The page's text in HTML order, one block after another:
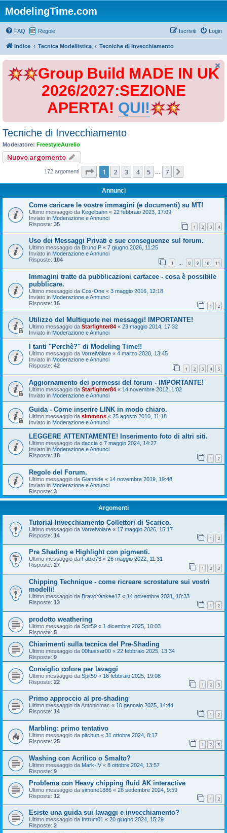
ModelingTime.com
FAQ Regole Login
Iscriviti
Indice Tecnica Modellistica Tecniche di Invecchiamento
Group Build MADE IN UK
2026/2027:SEZIONE
APERTA! QUI!
Tecniche di Invecchiamento
Moderatore: FreestyleAurelio
Nuovo argomento
172 argomenti Pagina di
1 2 3 4 5 7
Annunci
Come caricare le vostre immagini (e documenti) su MT!
Ultimo messaggio da Kegelbahn « 22 febbraio 2023, 17:09
Inviato in Moderazione e Annunci
Risposte: 35 1 2 3 4
Uso dei Messaggi Privati e sue conseguenze sul forum.
Ultimo messaggio da Bruno P « 7 giugno 2026, 11:25
Inviato in Moderazione e Annunci
Risposte: 104 1 … 8 9 10 11
Immagini tratte da pubblicazioni cartacee - cosa è possibile
pubblicare.
Ultimo messaggio da Cox-One « 3 maggio 2016, 12:18
Inviato in Moderazione e Annunci
Risposte: 16 1 2
Utilizzo del Multiquote nei messaggi! IMPORTANTE!
Ultimo messaggio da Starfighter84 « 23 maggio 2014, 17:32
Inviato in Moderazione e Annunci
I tanti "Perchè?" di Modeling Time!!
Ultimo messaggio da VorreiVolare « 4 marzo 2020, 13:45
Inviato in Moderazione e Annunci
Risposte: 42 1 2 3 4 5
Aggiornamento dei permessi del forum - IMPORTANTE!
Ultimo messaggio da Starfighter84 « 14 novembre 2012, 1:02
Inviato in Moderazione e Annunci
Guida - Come inserire LINK in modo chiaro.
Ultimo messaggio da simmons « 25 agosto 2010, 11:18
Inviato in Moderazione e Annunci
LEGGERE ATTENTAMENTE! Inserimento foto di altri siti.
Ultimo messaggio da daccia « 7 maggio 2024, 14:27
Inviato in Moderazione e Annunci
Risposte: 18 1 2
Regole del Forum.
Ultimo messaggio da Giannide « 14 novembre 2019, 19:48
Inviato in Moderazione e Annunci
Risposte: 3
Argomenti
Tutorial Invecchiamento Collettori di Scarico.
Ultimo messaggio da VorreiVolare « 17 maggio 2026, 15:17
Risposte: 14 1 2
Pre Shading e Highlight con pigmenti.
Ultimo messaggio da Fabio73 « 26 maggio 2022, 11:31
Risposte: 27 1 2 3
Chipping Technique - come ricreare scrostature sui vostri
modelli!
Ultimo messaggio da BravoYankee17 « 14 novembre 2021, 10:33
Risposte: 13 1 2
prodotto weathering
Ultimo messaggio da Spit59 « 1 dicembre 2025, 10:03
Risposte: 5
Chiarimenti sulla tecnica del Pre-Shading
Ultimo messaggio da 00hussar00 « 22 febbraio 2025, 13:34
Risposte: 9
Consiglio colore per lavaggi
Ultimo messaggio da Spit59 « 16 febbraio 2025, 19:08
Risposte: 22 1 2 3
Primo approccio al pre-shading
Ultimo messaggio daAntoniomac « 10 gennaio 2025, 14:44
Risposte: 14 1 2
Marbling: primo tentativo
Ultimo messaggio da pitchup « 31 ottobre 2024, 8:17
Risposte: 25 1 2 3
Washing con Acrilico o Smalto?
Ultimo messaggio da Mark-IV « 8 ottobre 2024, 13:57
Risposte: 9
Problema con Heavy chipping fluid AK interactive
Ultimo messaggio da simone1886 « 28 settembre 2024, 9:59
Risposte: 12 1 2
Esiste una guida sui lavaggi e invecchiamento?
Ultimo messaggio da Intrum01 « 20 giugno 2024, 15:29
Risposte: 2